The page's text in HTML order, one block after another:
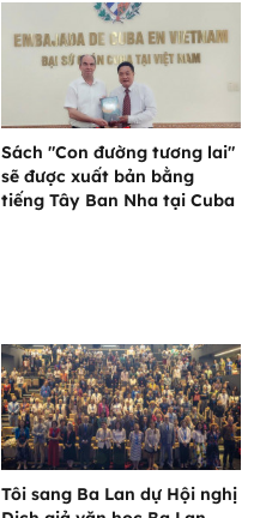
Sách "Con đường tương lai"
sẽ được xuất bản bằng
tiếng Tây Ban Nha tại Cuba
Tôi sang Ba Lan dự Hội nghị